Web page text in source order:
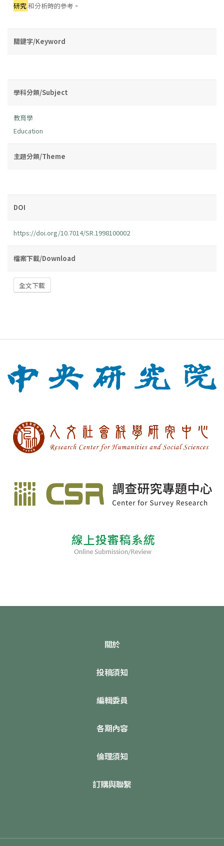
研究和分析時的參考。
關鍵字/Keyword
學科分類/Subject
教育學
Education
主題分類/Theme
DOI
https://doi.org/10.7014/SR.1998100002
檔案下載/Download
全文下載
關於
投稿須知
編輯委員
各期內容
倫理須知
訂購與聯繫